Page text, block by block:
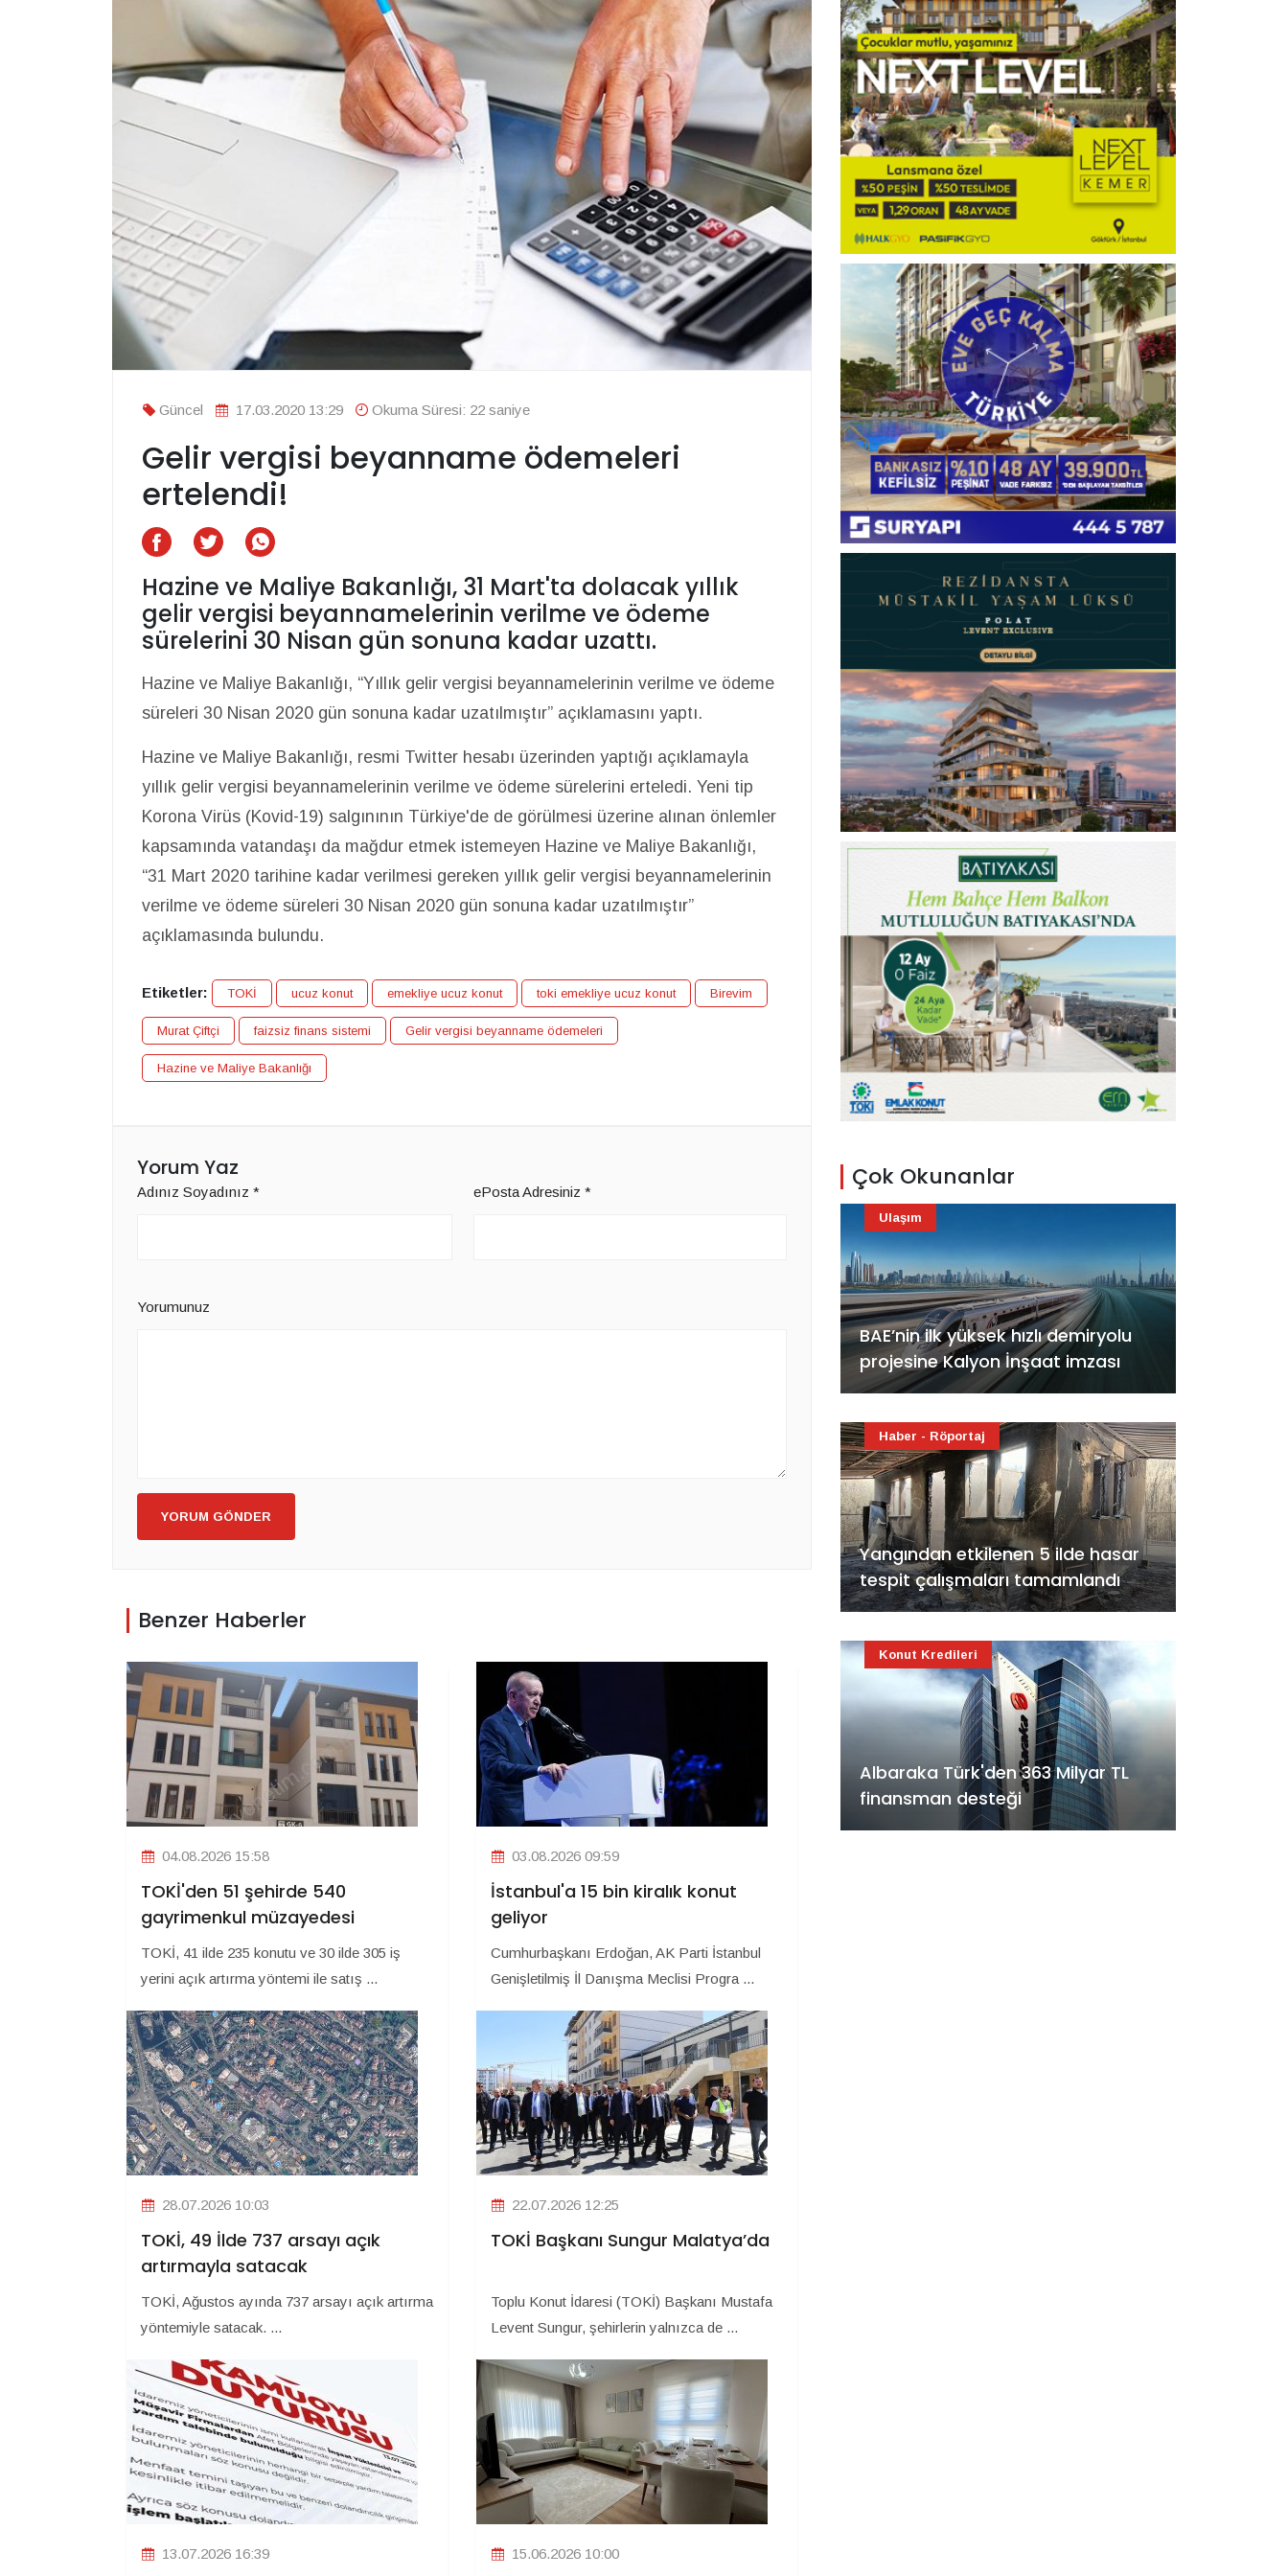
Güncel 17.03.2020 13:29 Okuma Süresi: 22 saniye
Gelir vergisi beyanname ödemeleri
ertelendi!
Hazine ve Maliye Bakanlığı, 31 Mart'ta dolacak yıllık
gelir vergisi beyannamelerinin verilme ve ödeme
sürelerini 30 Nisan gün sonuna kadar uzattı.
Hazine ve Maliye Bakanlığı, “Yıllık gelir vergisi beyannamelerinin verilme ve ödeme
süreleri 30 Nisan 2020 gün sonuna kadar uzatılmıştır” açıklamasını yaptı.
Hazine ve Maliye Bakanlığı, resmi Twitter hesabı üzerinden yaptığı açıklamayla
yıllık gelir vergisi beyannamelerinin verilme ve ödeme sürelerini erteledi. Yeni tip
Korona Virüs (Kovid-19) salgınının Türkiye'de de görülmesi üzerine alınan önlemler
kapsamında vatandaşı da mağdur etmek istemeyen Hazine ve Maliye Bakanlığı,
“31 Mart 2020 tarihine kadar verilmesi gereken yıllık gelir vergisi beyannamelerinin
verilme ve ödeme süreleri 30 Nisan 2020 gün sonuna kadar uzatılmıştır”
açıklamasında bulundu.
Etiketler: TOKİ ucuz konut emekliye ucuz konut toki emekliye ucuz konut Birevim
Murat Çiftçi faizsiz finans sistemi Gelir vergisi beyanname ödemeleri
Hazine ve Maliye Bakanlığı
Yorum Yaz
Adınız Soyadınız * ePosta Adresiniz *
Yorumunuz
YORUM GÖNDER
Benzer Haberler
04.08.2026 15:58
TOKİ'den 51 şehirde 540
gayrimenkul müzayedesi
TOKİ, 41 ilde 235 konutu ve 30 ilde 305 iş
yerini açık artırma yöntemi ile satış ...
03.08.2026 09:59
İstanbul'a 15 bin kiralık konut
geliyor
Cumhurbaşkanı Erdoğan, AK Parti İstanbul
Genişletilmiş İl Danışma Meclisi Progra ...
28.07.2026 10:03
TOKİ, 49 İlde 737 arsayı açık
artırmayla satacak
TOKİ, Ağustos ayında 737 arsayı açık artırma
yöntemiyle satacak. ...
22.07.2026 12:25
TOKİ Başkanı Sungur Malatya’da
Toplu Konut İdaresi (TOKİ) Başkanı Mustafa
Levent Sungur, şehirlerin yalnızca de ...
13.07.2026 16:39 15.06.2026 10:00
Çok Okunanlar
BAE’nin ilk yüksek hızlı demiryolu
projesine Kalyon İnşaat imzası
Ulaşım
Yangından etkilenen 5 ilde hasar
tespit çalışmaları tamamlandı
Haber - Röportaj
Albaraka Türk'den 363 Milyar TL
finansman desteği
Konut Kredileri